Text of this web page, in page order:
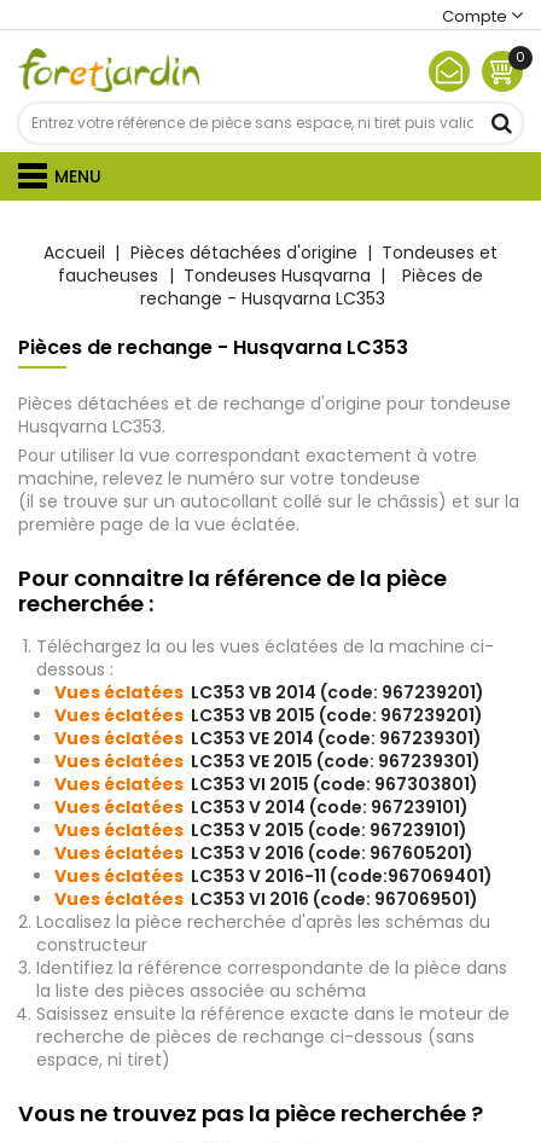
Compte
0
MENU
Accueil Pièces détachées d'origine
Tondeuses et
faucheuses
Tondeuses Husqvarna
Pièces de
rechange - Husqvarna LC353
Pièces de rechange - Husqvarna LC353
Pièces détachées et de rechange d'origine pour tondeuse
Husqvarna LC353.
Pour utiliser la vue correspondant exactement à votre
machine, relevez le numéro sur votre tondeuse
(il se trouve sur un autocollant collé sur le châssis) et sur la
première page de la vue éclatée.
Pour connaitre la référence de la pièce
recherchée :
Téléchargez la ou les vues éclatées de la machine ci-
dessous :
Vues éclatées LC353 VB 2014 (code: 967239201)
Vues éclatées LC353 VB 2015 (code: 967239201)
Vues éclatées LC353 VE 2014 (code: 967239301)
Vues éclatées LC353 VE 2015 (code: 967239301)
Vues éclatées LC353 VI 2015 (code: 967303801)
Vues éclatées LC353 V 2014 (code: 967239101)
Vues éclatées LC353 V 2015 (code: 967239101)
Vues éclatées LC353 V 2016 (code: 967605201)
Vues éclatées LC353 V 2016-11 (code:967069401)
Vues éclatées LC353 VI 2016 (code: 967069501)
Localisez la pièce recherchée d'après les schémas du
constructeur
Identifiez la référence correspondante de la pièce dans
la liste des pièces associée au schéma
Saisissez ensuite la référence exacte dans le moteur de
recherche de pièces de rechange ci-dessous (sans
espace, ni tiret)
Vous ne trouvez pas la pièce recherchée ?